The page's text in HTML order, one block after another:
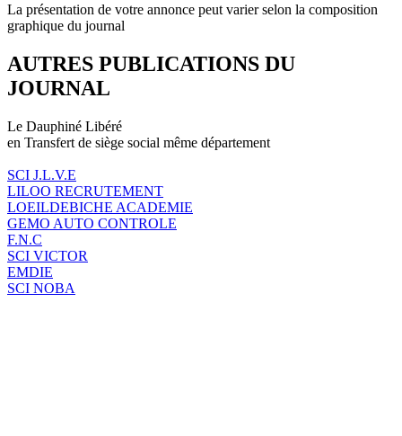
La présentation de votre annonce peut varier selon la composition
graphique du journal
AUTRES PUBLICATIONS DU
JOURNAL
Le Dauphiné Libéré
en Transfert de siège social même département
SCI J.L.V.E
LILOO RECRUTEMENT
LOEILDEBICHE ACADEMIE
GEMO AUTO CONTROLE
F.N.C
SCI VICTOR
EMDIE
SCI NOBA